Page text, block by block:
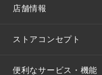
店舗情報
ストアコンセプト
便利なサービス・機能